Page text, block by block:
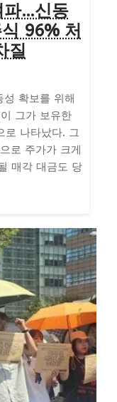
파…신동
96% 처
질
확보를 위해
그가 보유한
로 나타났다. 그
로 주가가 크게
매각 대금도 당